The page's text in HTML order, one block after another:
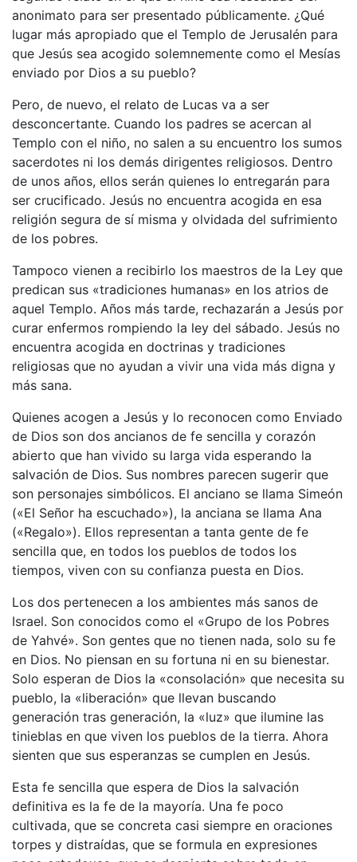
anonimato para ser presentado públicamente. ¿Qué
lugar más apropiado que el Templo de Jerusalén para
que Jesús sea acogido solemnemente como el Mesías
enviado por Dios a su pueblo?
Pero, de nuevo, el relato de Lucas va a ser
desconcertante. Cuando los padres se acercan al
Templo con el niño, no salen a su encuentro los sumos
sacerdotes ni los demás dirigentes religiosos. Dentro
de unos años, ellos serán quienes lo entregarán para
ser crucificado. Jesús no encuentra acogida en esa
religión segura de sí misma y olvidada del sufrimiento
de los pobres.
Tampoco vienen a recibirlo los maestros de la Ley que
predican sus «tradiciones humanas» en los atrios de
aquel Templo. Años más tarde, rechazarán a Jesús por
curar enfermos rompiendo la ley del sábado. Jesús no
encuentra acogida en doctrinas y tradiciones
religiosas que no ayudan a vivir una vida más digna y
más sana.
Quienes acogen a Jesús y lo reconocen como Enviado
de Dios son dos ancianos de fe sencilla y corazón
abierto que han vivido su larga vida esperando la
salvación de Dios. Sus nombres parecen sugerir que
son personajes simbólicos. El anciano se llama Simeón
(«El Señor ha escuchado»), la anciana se llama Ana
(«Regalo»). Ellos representan a tanta gente de fe
sencilla que, en todos los pueblos de todos los
tiempos, viven con su confianza puesta en Dios.
Los dos pertenecen a los ambientes más sanos de
Israel. Son conocidos como el «Grupo de los Pobres
de Yahvé». Son gentes que no tienen nada, solo su fe
en Dios. No piensan en su fortuna ni en su bienestar.
Solo esperan de Dios la «consolación» que necesita su
pueblo, la «liberación» que llevan buscando
generación tras generación, la «luz» que ilumine las
tinieblas en que viven los pueblos de la tierra. Ahora
sienten que sus esperanzas se cumplen en Jesús.
Esta fe sencilla que espera de Dios la salvación
definitiva es la fe de la mayoría. Una fe poco
cultivada, que se concreta casi siempre en oraciones
torpes y distraídas, que se formula en expresiones